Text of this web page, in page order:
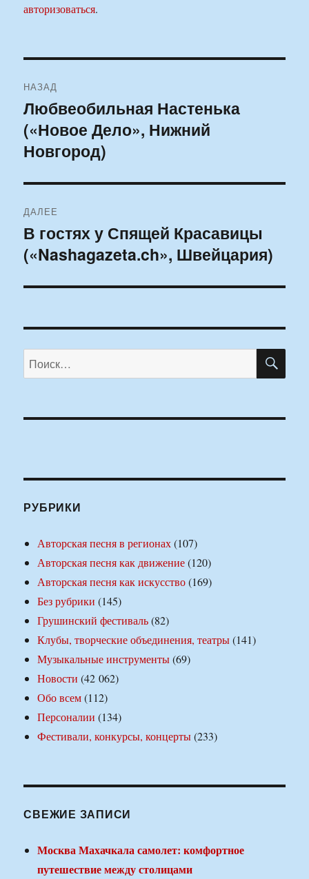
авторизоваться.
по
записям
НАЗАД
Предыдущая
запись:
Любвеобильная Настенька
(«Новое Дело», Нижний
Новгород)
ДАЛЕЕ
Следующая
запись:
В гостях у Спящей Красавицы
(«Nashagazeta.ch», Швейцария)
Искать:
РУБРИКИ
Авторская песня в регионах(107)
Авторская песня как движение(120)
Авторская песня как искусство(169)
Без рубрики (145)
Грушинский фестиваль(82)
Клубы, творческие объединения, театры(141)
Музыкальные инструменты(69)
Новости (42 062)
Обо всем(112)
Персоналии (134)
Фестивали, конкурсы, концерты(233)
СВЕЖИЕ ЗАПИСИ
Москва Махачкала самолет: комфортное
путешествие между столицами